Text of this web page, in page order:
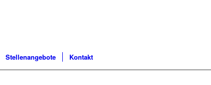
Stellenangebote Kontakt